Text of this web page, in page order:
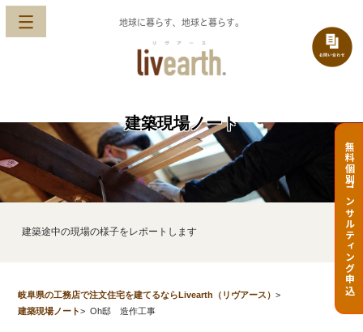
地球に暮らす、地球と暮らす。
無料個別コンサルティング申込
建築現場ノート
建築途中の現場の様子をレポートします
岐阜県の工務店で注文住宅を建てるならLivearth（リヴアース）>
建築現場ノート> Oh邸 造作工事